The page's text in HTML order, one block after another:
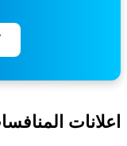
🔗
المنافسات